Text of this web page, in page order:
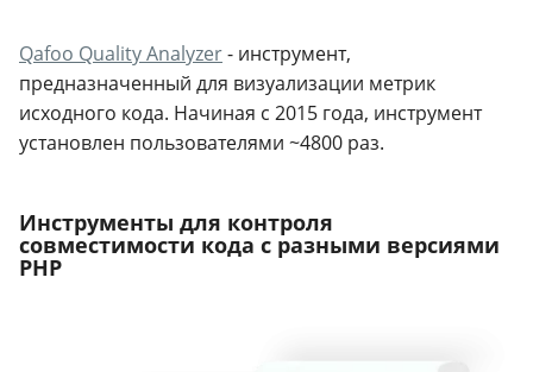
Qafoo Quality Analyzer- инструмент,
предназначенный для визуализации метрик
исходного кода. Начиная с 2015 года, инструмент
установлен пользователями ~4800 раз.
Инструменты для контроля
совместимости кода с разными версиями
PHP